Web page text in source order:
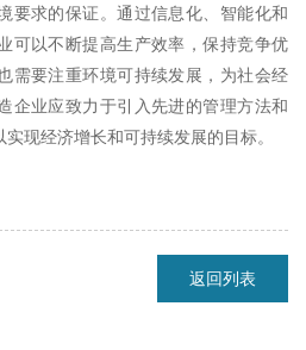
要求的保证。通过信息化、智能化和
可以不断提高生产效率，保持竞争优
需要注重环境可持续发展，为社会经
企业应致力于引入先进的管理方法和
现经济增长和可持续发展的目标。
返回列表